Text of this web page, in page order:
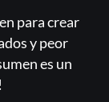
para crear
y peor
es un